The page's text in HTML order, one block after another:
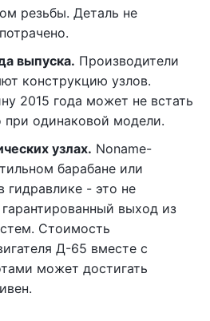
резьбы. Деталь не
выпуска. Производители
конструкцию узлов.
2015 года может не встать
при одинаковой модели.
узлах. Noname-
барабане или
гидравлике - это не
выход из
Стоимость
Д-65 вместе с
может достигать